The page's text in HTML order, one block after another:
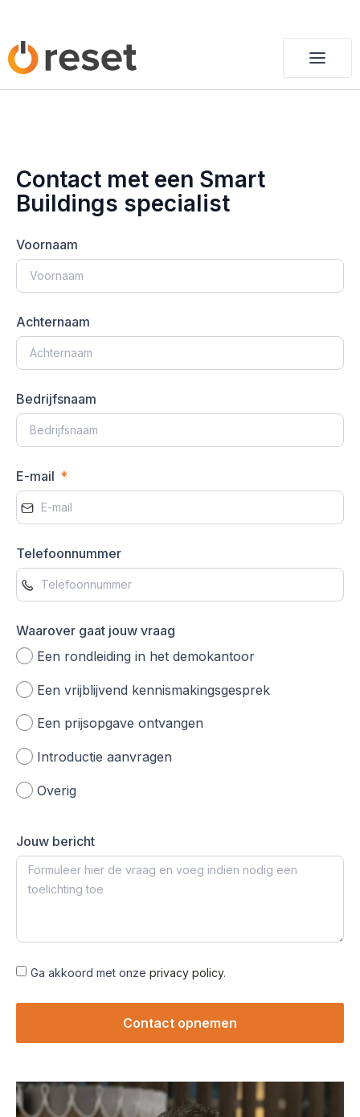
Contact met een Smart
Buildings specialist
Voornaam
Achternaam
Bedrijfsnaam
E-mail
Telefoonnummer
Waarover gaat jouw vraag
Een rondleiding in het demokantoor
Een vrijblijvend kennismakingsgesprek
Een prijsopgave ontvangen
Introductie aanvragen
Overig
Jouw bericht
Ga akkoord met onze privacy policy.
Contact opnemen